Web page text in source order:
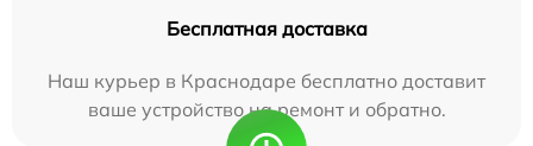
Бесплатная доставка
Наш курьер в Краснодаре бесплатно доставит
ваше устройство на ремонт и обратно.